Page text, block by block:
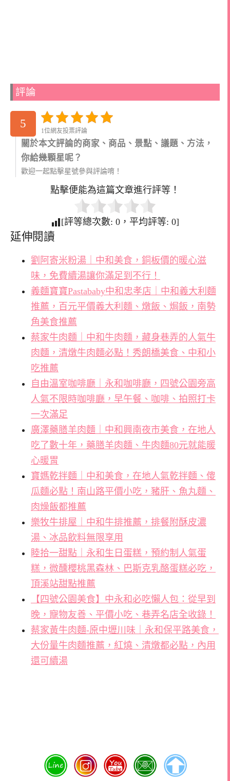
評論
5
1位網友投票評論
關於本文評論的商家、商品、景點、議題、方法，
你給幾顆星呢？
歡迎一起點擊星號參與評論唷！
點擊便能為這篇文章進行評等！
[評等總次數: 0 ，平均評等: 0]
延伸閱讀
劉阿寄米粉湯｜中和美食，銅板價的暖心滋
味，免費續湯讓你滿足到不行！
義麵寶寶Pastababy中和忠孝店｜中和義大利麵
推薦，百元平價義大利麵、燉飯、焗飯，南勢
角美食推薦
蔡家牛肉麵｜中和牛肉麵，藏身巷弄的人氣牛
肉麵，清燉牛肉麵必點！秀朗橋美食、中和小
吃推薦
自由溫室咖啡廳｜永和咖啡廳，四號公園旁高
人氣不限時咖啡廳，早午餐、咖啡、拍照打卡
一次滿足
廣澤藥膳羊肉麵｜中和興南夜市美食，在地人
吃了數十年，藥膳羊肉麵、牛肉麵80元就能暖
心暖胃
寶媽乾拌麵｜中和美食，在地人氣乾拌麵、傻
瓜麵必點！南山路平價小吃，豬肝、魚丸麵、
肉燥飯都推薦
樂牧牛排屋｜中和牛排推薦，排餐附酥皮濃
湯、冰品飲料無限享用
睦拾一甜點｜永和生日蛋糕，預約制人氣蛋
糕，微醺櫻桃黑森林、巴斯克乳酪蛋糕必吃，
頂溪站甜點推薦
【四號公園美食】中永和必吃懶人包：從早到
晚，寵物友善、平價小吃、巷弄名店全收錄！
蔡家黃牛肉麵-原中壢川味｜永和保平路美食，
大份量牛肉麵推薦，紅燒、清燉都必點，內用
還可續湯